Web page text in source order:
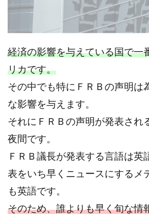
経済の影響を与えている国で一
リカです。
その中でも特にＦＲＢの声明は
な影響を与えます。
それにＦＲＢの声明が発表され
夜間です。
ＦＲＢ議長が発表する言語は英
表をいち早くニュースにするメ
も英語です。
そのため、誰よりも早く旬な情